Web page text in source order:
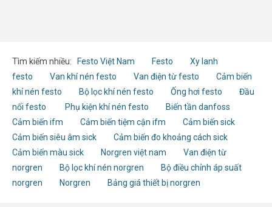
Tìm kiếm nhiều: Festo Việt Nam Festo
Xy lanh
festo
Van khí nén festo Van điện từ festo
Cảm biến
khí nén festo
Bộ lọc khí nén festo Ống hơi festo
Đầu
nối festo
Phụ kiện khí nén festo
Biến tần danfoss
Cảm biến ifm
Cảm biến tiệm cận ifm
Cảm biến sick
Cảm biến siêu âm sick
Cảm biến đo khoảng cách sick
Cảm biến màu sick
Norgren việt nam
Van điện từ
norgren
Bộ lọc khí nén norgren
Bộ điều chỉnh áp suất
norgren
Norgren Bảng giá thiết bị norgren